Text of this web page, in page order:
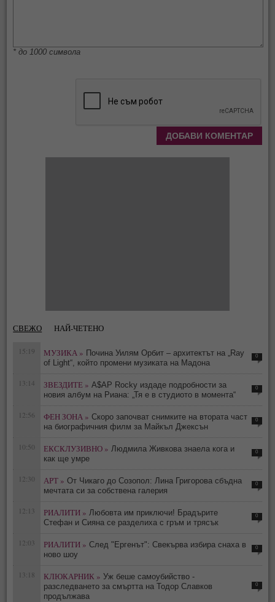
* до 1000 символа
СВЕЖО НАЙ-ЧЕТЕНО
15:19 МУЗИКА » Почина Уилям Орбит – архитектът на „Ray
of Light“, който промени музиката на Мадона
0
13:14 ЗВЕЗДИТЕ » A$AP Rocky издаде подробности за
новия албум на Риана: „Тя е в студиото в момента“
0
12:56 ФЕН ЗОНА » Скоро започват снимките на втората част
на биографичния филм за Майкъл Джексън
0
10:50 ЕКСКЛУЗИВНО » Людмила Живкова знаела кога и
как ще умре
0
12:30 АРТ » От Чикаго до Созопол: Лина Григорова сбъдна
мечтата си за собствена галерия
0
12:13 РИАЛИТИ » Любовта им приключи! Брадърите
Стефан и Сияна се разделиха с гръм и трясък
0
12:03 РИАЛИТИ » След "Ергенът": Свекърва избира снаха в
ново шоу
0
13:18 КЛЮКАРНИК » Уж беше самоубийство -
разследването за смъртта на Тодор Славков
продължава
0